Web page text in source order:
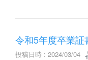
令和5年度卒業証
投稿日時 : 2024/03/04